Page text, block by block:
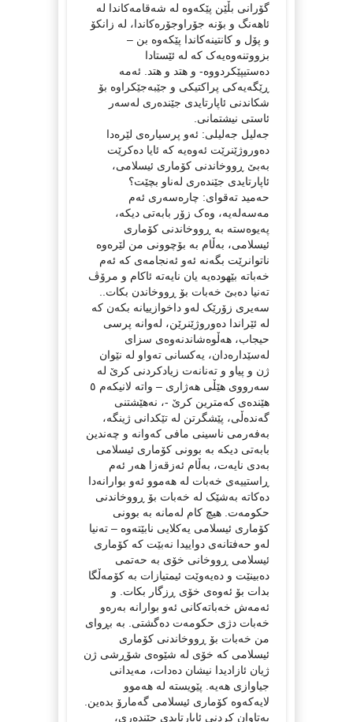
گۆرانی بڵێن پێکەوە لە شەقامەکاندا لە
ئاهەنگ و بۆنە جۆراوجۆرەکاندا، لە زانکۆ
و پۆل و کانتینەکاندا پێکەوە بن –
بزووتنەوەیەک کە لە ئێستادا
دەستیپێکردووە- و هتد و هتد. ئەمە
ڕێگەیەکی پراکتیکی و جێبەجێکراوە بۆ
شکاندنی ئاپارتایدی جێندەری لەسەر
ئاستی نیشتمانی.
جەلیل جەلیلی: ئەو پرسیارەی لێرەدا
دەوروژێنرێت ئەوەیە کە ئایا دەکرێت
بەبێ ڕووخاندنی کۆماری ئیسلامی،
ئاپارتایدی جێندەری لەناو بچێت؟
حەمید تەقوای: چارەسەری ئەم
مەسەلەیە، وەک زۆر بابەتی دیکە،
پەیوەستە بە ڕووخاندنی کۆماری
ئیسلامی، بەڵام بە بۆچوونی من لێرەوە
ناتوانرێت بگەنە ئەو ئەنجامەی کە ئەم
خەباتە بێهودەیە یان نایەتە ئاکام و مرۆڤ
تەنیا دەبێ خەبات بۆ ڕووخاندن بکات..
سەیری زۆرێک لەو داخوازییانە بکەن کە
لە ئێراندا دەوروژێنرێن، لەوانە پرسی
حیجاب، هەڵوەشاندنەوەی سزای
لەسێدارەدان، یەکسانی تەواو لە نێوان
ژن و پیاو و تەنانەت زیادکردنی کرێ لە
سەرووی هێڵی هەژاری – واتە لانیکەم ٥
هێندەی کەمترین کرێ -، نەهێشتنی
گەندەڵی، پێشگرتن لە تێکدانی ژینگە،
بەفەرمی ناسینی مافی کەوانە و چەندین
بابەتی دیکە بە بوونی کۆماری ئیسلامی
بەدی نایەت، بەڵام ئەزقەزا هەر ئەم
ڕاستییەی خەبات لە هەموو ئەو بوارانەدا
دەکاتە بەشێک لە خەبات بۆ ڕووخاندنی
حکومەت. هیچ کام لەمانە بە بوونی
کۆماری ئیسلامی یەکلایی نابێتەوە – تەنیا
لەو حەفتانەی دواییدا نەبێت کە کۆماری
ئیسلامی ڕووخانی خۆی بە حەتمی
دەبینێت و دەیەوێت ئیمتیازات بە کۆمەڵگا
بدات بۆ ئەوەی خۆی ڕزگار بکات. و
ئەمەش خەباتەکانی ئەو بوارانە بەرەو
خەبات دژی حکومەت دەگشتی. بە بڕوای
من خەبات بۆ ڕووخاندنی کۆماری
ئیسلامی کە خۆی لە شێوەی شۆڕشی ژن
ژیان ئازادیدا نیشان دەدات، مەیدانی
جیاوازی هەیە. پێویستە لە هەموو
لایەکەوە کۆماری ئیسلامی گەمارۆ بدەین.
بەتاوان کردنی ئاپارتایدی جێندەری،